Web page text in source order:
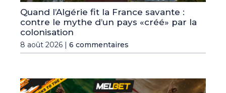
Quand l’Algérie fit la France savante :
contre le mythe d’un pays «créé» par la
colonisation
8 août 2026 | 6 commentaires